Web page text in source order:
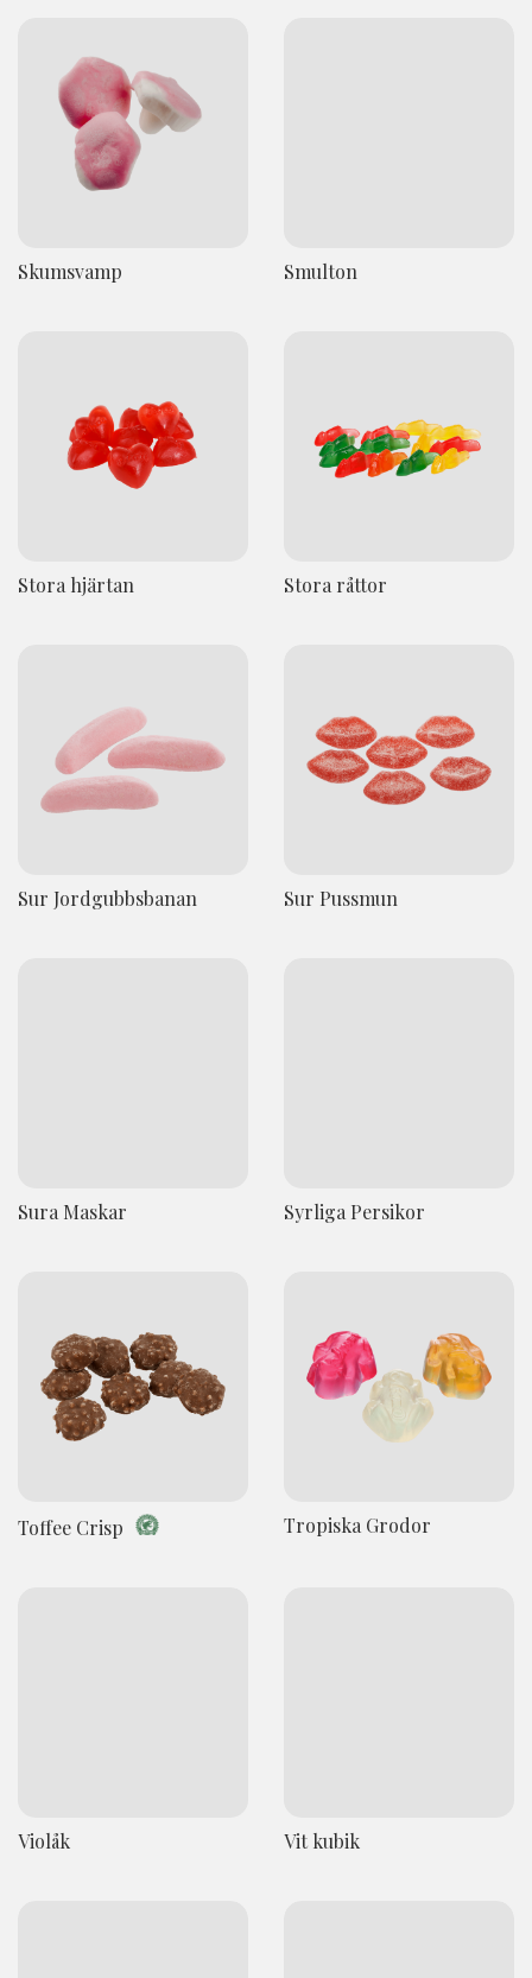
Skumsvamp Smulton
Stora hjärtan Stora råttor
Sur Jordgubbsbanan Sur Pussmun
Sura Maskar Syrliga Persikor
Toffee Crisp Tropiska Grodor
Violåk Vit kubik